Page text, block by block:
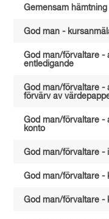
Gemensam
God man -
God man/förvaltare -
entledigande
God man/förvaltare -
förvärv av
God man/förvaltare -
konto
God man/förvaltare -
God man/förvaltare -
God man/förvaltare -